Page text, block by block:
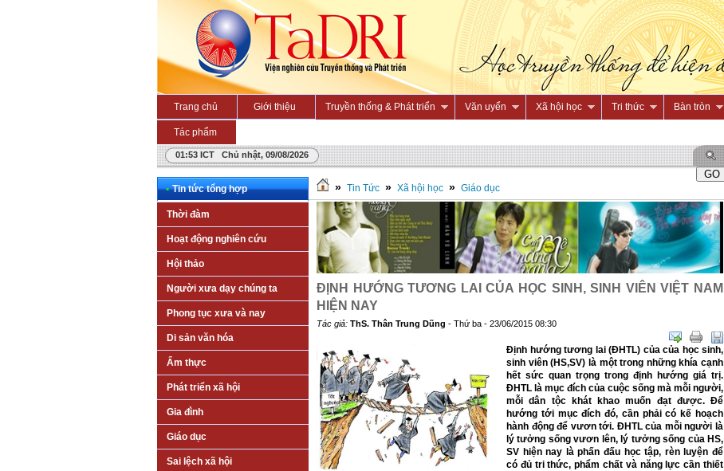
Trang chủ Giới thiệu Truyền thống & Phát triển Văn uyển Xã hội học Tri thức Bàn tròn
Tác phẩm
01:53 ICT Chủ nhật, 09/08/2026
• Tin tức tổng hợp
Thời đàm
Hoạt động nghiên cứu
Hội thảo
Người xưa dạy chúng ta
Phong tục xưa và nay
Di sản văn hóa
Ẩm thực
Phát triển xã hội
Gia đình
Giáo dục
Sai lệch xã hội
» Tin Tức » Xã hội học » Giáo dục
ĐỊNH HƯỚNG TƯƠNG LAI CỦA HỌC SINH, SINH VIÊN VIỆT NAM
HIỆN NAY
Tác giả: ThS. Thân Trung Dũng - Thứ ba - 23/06/2015 08:30
Định hướng tương lai (ĐHTL) của của học sinh,
sinh viên (HS,SV) là một trong những khía cạnh
hết sức quan trọng trong định hướng giá trị.
ĐHTL là mục đích của cuộc sống mà mỗi người,
mỗi dân tộc khát khao muốn đạt được. Để
hướng tới mục đích đó, cần phải có kế hoạch
hành động để vươn tới. ĐHTL của mỗi người là
lý tưởng sống vươn lên, lý tưởng sống của HS,
SV hiện nay là phấn đấu học tập, rèn luyện để
có đủ tri thức, phẩm chất và năng lực cần thiết